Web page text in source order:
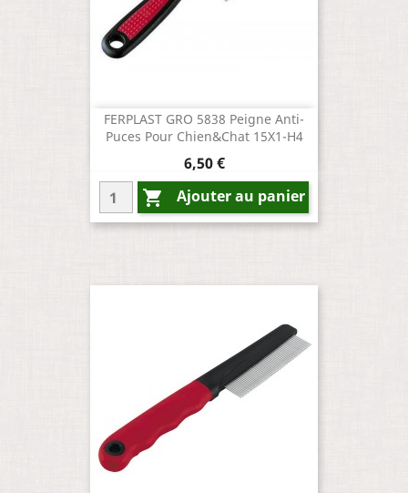
FERPLAST GRO 5838 Peigne Anti-
Puces Pour Chien&chat 15X1-H4
Prix
6,50 €
 Ajouter au panier